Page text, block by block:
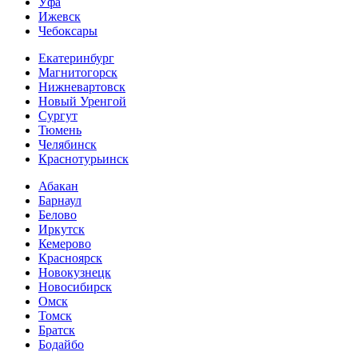
Ижевск
Чебоксары
Екатеринбург
Магнитогорск
Нижневартовск
Новый Уренгой
Сургут
Тюмень
Челябинск
Краснотурьинск
Абакан
Барнаул
Белово
Иркутск
Кемерово
Красноярск
Новокузнецк
Новосибирск
Омск
Томск
Братск
Бодайбо